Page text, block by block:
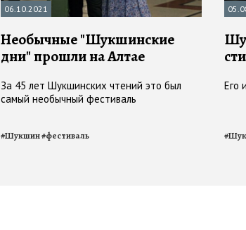
06.10.2021
Необычные "Шукшинские
дни" прошли на Алтае
За 45 лет Шукшинских чтений это был
самый необычный фестиваль
#Шукшин#фестиваль
Его
#